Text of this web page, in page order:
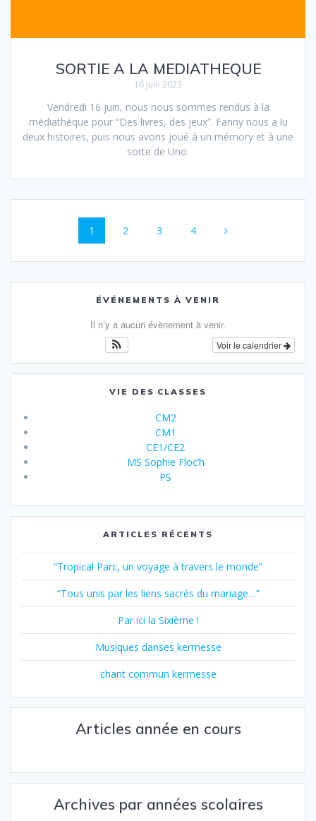
SORTIE A LA MEDIATHEQUE
16 juin 2023
Vendredi 16 juin, nous nous sommes rendus à la
médiathèque pour “Des livres, des jeux”. Fanny nous a lu
deux histoires, puis nous avons joué à un mémory et à une
sorte de Uno.
Navigation
sein
articles
Page
1 Page
2 Page
3 Page
4
ÉVÉNEMENTS À VENIR
Il n’y a aucun évènement à venir.
Voir le calendrier
VIE DES CLASSES
CM2
CM1
CE1/CE2
MS Sophie Floc’h
PS
ARTICLES RÉCENTS
“Tropical Parc, un voyage à travers le monde”
“Tous unis par les liens sacrés du mariage…”
Par ici la Sixième !
Musiques danses kermesse
chant commun kermesse
Articles année en cours
Archives par années scolaires